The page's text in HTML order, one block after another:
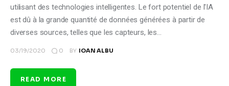
utilisant des technologies intelligentes. Le fort potentiel de l'IA
est dû à la grande quantité de données générées à partir de
diverses sources, telles que les capteurs, les…
03/19/2020 0 BY IOAN ALBU
READ MORE